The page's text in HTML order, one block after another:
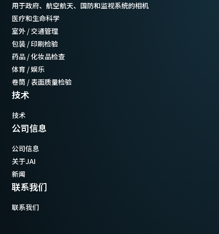
用于政府、航空航天、国防和监视系统的相机
医疗和生命科学
室外 / 交通管理
包装 / 印刷检验
药品 / 化妆品检查
体育 / 娱乐
卷筒 / 表面质量检验
技术
技术
公司信息
公司信息
关于JAI
新闻
联系我们
联系我们